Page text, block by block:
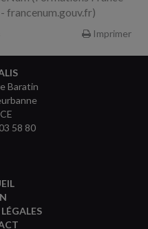
francenum.gouv.fr)
Imprimer
Baratin
58 80